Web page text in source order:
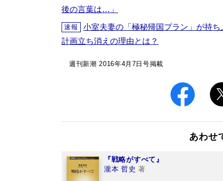
後の言葉は…」
速報
小室夫妻の「極秘帰国プラン」が持
計画立ち消えの理由とは？
週刊新潮 2016年4月7日号掲載
あわせ
『戦略がすべて』
瀧本 哲史 著